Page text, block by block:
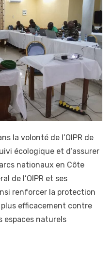
la volonté de l’OIPR de
écologique et d’assurer
nationaux en Côte
de l’OIPR et ses
renforcer la protection
efficacement contre
espaces naturels